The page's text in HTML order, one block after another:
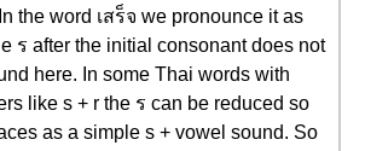
the word เสร็จ we pronounce it as
ร after the initial consonant does not
here. In some Thai words with
like s + r the ร can be reduced so
as a simple s + vowel sound. So